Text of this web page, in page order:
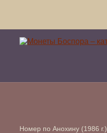
Номер по Анохину (1986 г.)